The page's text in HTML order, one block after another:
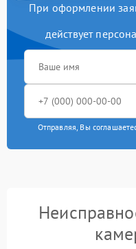
При оформлении
действует
Отправляя, Вы